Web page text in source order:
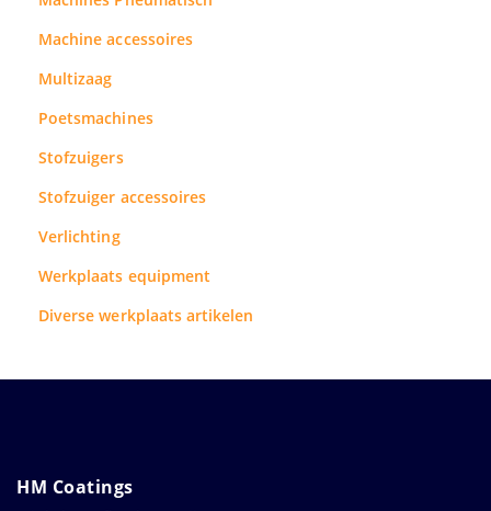
Machine accessoires
Multizaag
Poetsmachines
Stofzuigers
Stofzuiger accessoires
Verlichting
Werkplaats equipment
Diverse werkplaats artikelen
HM Coatings